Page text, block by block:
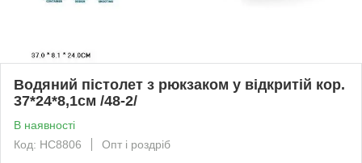
Водяний пістолет з рюкзаком у відкритій кор.
37*24*8,1см /48-2/
В наявності
Код: HC8806
Опт і роздріб